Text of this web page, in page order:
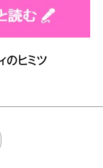
のヒミツ